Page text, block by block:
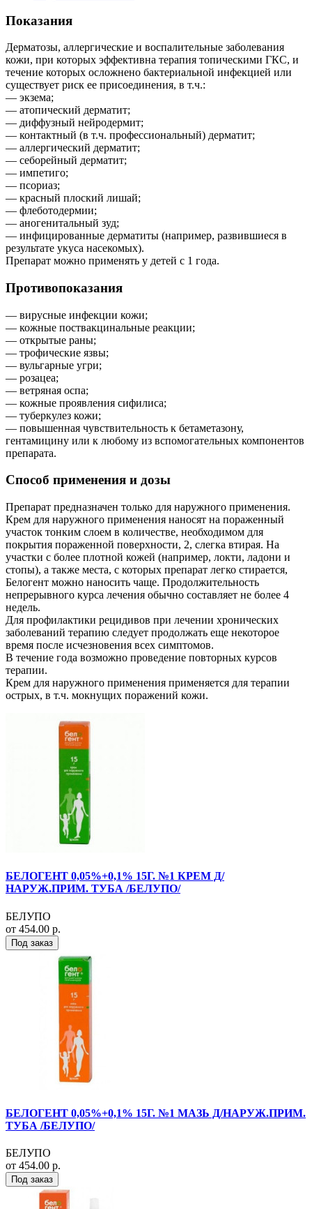
Показания
Дерматозы, аллергические и воспалительные заболевания
кожи, при которых эффективна терапия топическими ГКС, и
течение которых осложнено бактериальной инфекцией или
существует риск ее присоединения, в т.ч.:
— экзема;
— атопический дерматит;
— диффузный нейродермит;
— контактный (в т.ч. профессиональный) дерматит;
— аллергический дерматит;
— себорейный дерматит;
— импетиго;
— псориаз;
— красный плоский лишай;
— флеботодермии;
— аногенитальный зуд;
— инфицированные дерматиты (например, развившиеся в
результате укуса насекомых).
Препарат можно применять у детей с 1 года.
Противопоказания
— вирусные инфекции кожи;
— кожные поствакцинальные реакции;
— открытые раны;
— трофические язвы;
— вульгарные угри;
— розацеа;
— ветряная оспа;
— кожные проявления сифилиса;
— туберкулез кожи;
— повышенная чувствительность к бетаметазону,
гентамицину или к любому из вспомогательных компонентов
препарата.
Способ применения и дозы
Препарат предназначен только для наружного применения.
Крем для наружного применения наносят на пораженный
участок тонким слоем в количестве, необходимом для
покрытия пораженной поверхности, 2, слегка втирая. На
участки с более плотной кожей (например, локти, ладони и
стопы), а также места, с которых препарат легко стирается,
Белогент можно наносить чаще. Продолжительность
непрерывного курса лечения обычно составляет не более 4
недель.
Для профилактики рецидивов при лечении хронических
заболеваний терапию следует продолжать еще некоторое
время после исчезновения всех симптомов.
В течение года возможно проведение повторных курсов
терапии.
Крем для наружного применения применяется для терапии
острых, в т.ч. мокнущих поражений кожи.
БЕЛОГЕНТ 0,05%+0,1% 15Г. №1 КРЕМ Д/
НАРУЖ.ПРИМ. ТУБА /БЕЛУПО/
БЕЛУПО
от 454.00 р.
Под заказ
БЕЛОГЕНТ 0,05%+0,1% 15Г. №1 МАЗЬ Д/НАРУЖ.ПРИМ.
ТУБА /БЕЛУПО/
БЕЛУПО
от 454.00 р.
Под заказ